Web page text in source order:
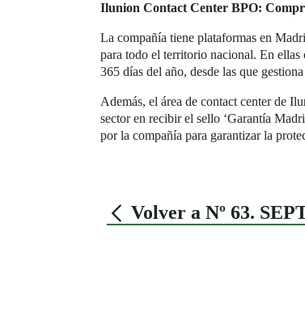
Ilunion Contact Center BPO:
La compañía tiene plataformas en
para todo el territorio nacional. En
365 días del año, desde las que
Además, el área de contact center de
sector en recibir el sello ‘Garantía
por la compañía para garantizar la
Volver a Nº 63.